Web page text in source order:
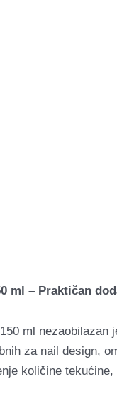
ml – Praktičan
ml
za nail design,
količine